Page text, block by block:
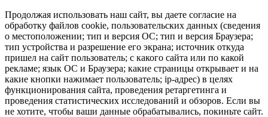
Продолжая использовать наш сайт, вы даете согласие на
обработку файлов cookie, пользовательских данных (сведения
о местоположении; тип и версия ОС; тип и версия Браузера;
тип устройства и разрешение его экрана; источник откуда
пришел на сайт пользователь; с какого сайта или по какой
рекламе; язык ОС и Браузера; какие страницы открывает и на
какие кнопки нажимает пользователь; ip-адрес) в целях
функционирования сайта, проведения ретаргетинга и
проведения статистических исследований и обзоров. Если вы
не хотите, чтобы ваши данные обрабатывались, покиньте сайт.